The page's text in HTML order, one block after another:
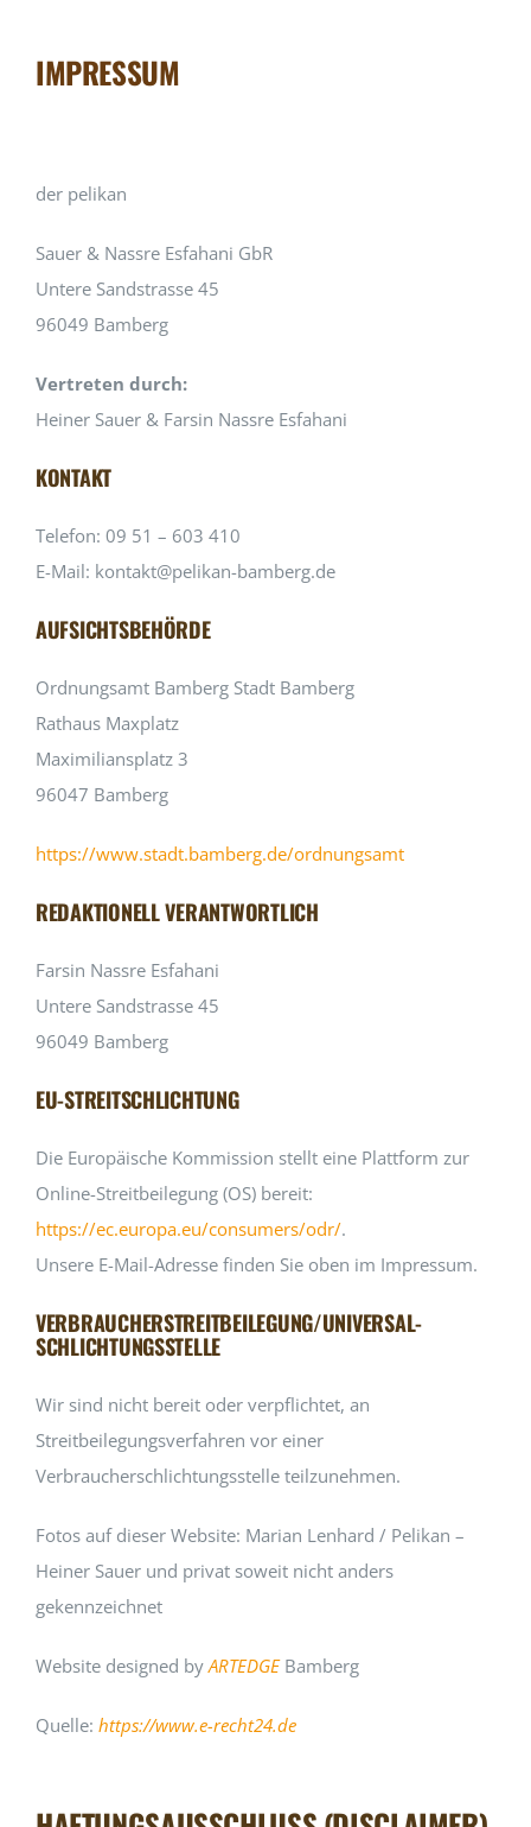
IMPRESSUM
der pelikan
Sauer & Nassre Esfahani GbR
Untere Sandstrasse 45
96049 Bamberg
Vertreten durch:
Heiner Sauer & Farsin Nassre Esfahani
KONTAKT
Telefon: 09 51 – 603 410
E-Mail: kontakt@pelikan-bamberg.de
AUFSICHTSBEHÖRDE
Ordnungsamt Bamberg Stadt Bamberg
Rathaus Maxplatz
Maximiliansplatz 3
96047 Bamberg
https://www.stadt.bamberg.de/ordnungsamt
REDAKTIONELL VERANTWORTLICH
Farsin Nassre Esfahani
Untere Sandstrasse 45
96049 Bamberg
EU-STREITSCHLICHTUNG
Die Europäische Kommission stellt eine Plattform zur
Online-Streitbeilegung (OS) bereit:
https://ec.europa.eu/consumers/odr/.
Unsere E-Mail-Adresse finden Sie oben im Impressum.
VERBRAUCHER­STREIT­BEILEGUNG/UNIVERSAL­
SCHLICHTUNGS­STELLE
Wir sind nicht bereit oder verpflichtet, an
Streitbeilegungsverfahren vor einer
Verbraucherschlichtungsstelle teilzunehmen.
Fotos auf dieser Website: Marian Lenhard / Pelikan –
Heiner Sauer und privat soweit nicht anders
gekennzeichnet
Website designed by ARTEDGEBamberg
Quelle: https://www.e-recht24.de